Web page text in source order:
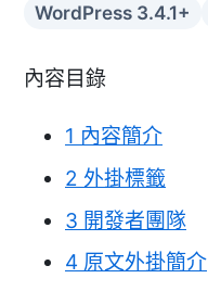
WordPress 3.4.1+
內容目錄
1 內容簡介
2 外掛標籤
3 開發者團隊
4 原文外掛簡介